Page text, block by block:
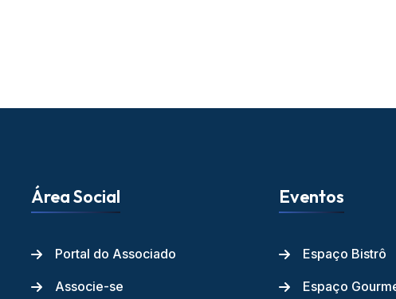
Área Social
Portal do Associado
Associe-se
Eventos
Espaço Bistrô
Espaço